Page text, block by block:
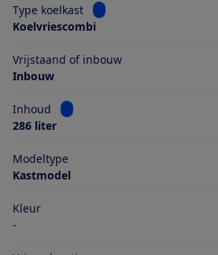
Type koelkast
Bekijk informatie voor
Koelvriescombi
Vrijstaand of inbouw
Inbouw
Inhoud
Bekijk informatie voor Inhoud
286 liter
Modeltype
Kastmodel
Kleur
-